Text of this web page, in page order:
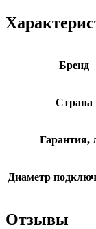
Бренд
Страна
Гарантия,
Диаметр
Отзывы